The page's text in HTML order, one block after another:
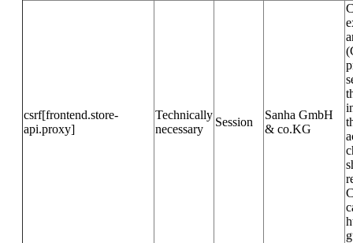
csrf[frontend.store-
api.proxy]
Technically
necessary
Session
Sanha GmbH
& co.KG